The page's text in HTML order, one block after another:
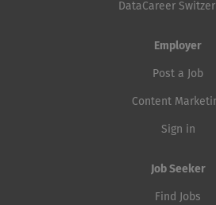
DataCareer
Employer
Post a Job
Content
Sign in
Job Seeker
Find Jobs